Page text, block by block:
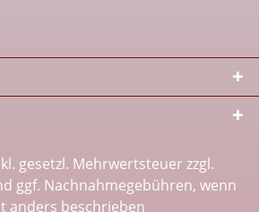
gesetzl. Mehrwertsteuer zzgl.
ggf. Nachnahmegebühren, wenn
anders beschrieben